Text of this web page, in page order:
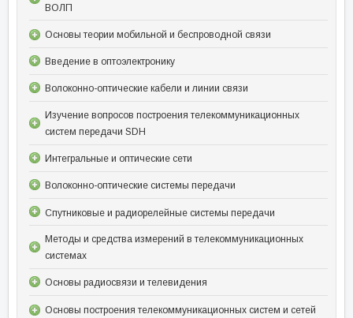
ВОЛП
Основы теории мобильной и беспроводной связи
Введение в оптоэлектронику
Волоконно-оптические кабели и линии связи
Изучение вопросов построения телекоммуникационных
систем передачи SDH
Интегральные и оптические сети
Волоконно-оптические системы передачи
Спутниковые и радиорелейные системы передачи
Методы и средства измерений в телекоммуникационных
системах
Основы радиосвязи и телевидения
Основы построения телекоммуникационных систем и сетей